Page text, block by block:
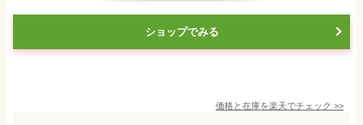
ショップでみる
価格と在庫を楽天でチェック >>